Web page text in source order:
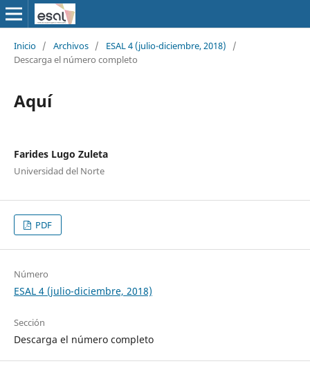
Inicio / Archivos / ESAL 4 (julio-diciembre, 2018)
/
Descarga el número completo
Aquí
Farides Lugo Zuleta
Universidad del Norte
PDF
Número
ESAL 4 (julio-diciembre, 2018)
Sección
Descarga el número completo